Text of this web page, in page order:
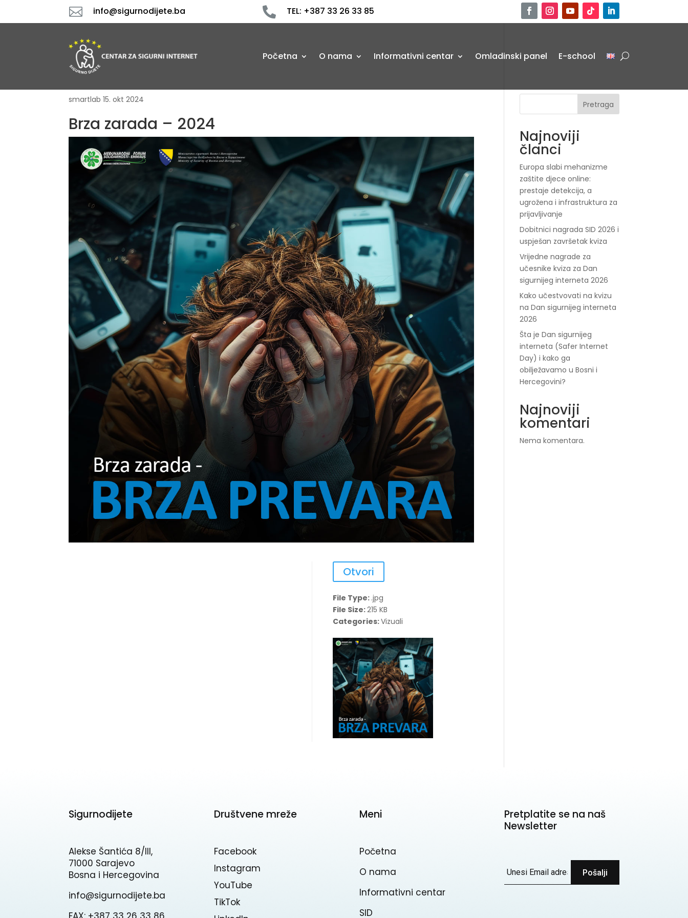
 info@sigurnodijete.ba  TEL: +387 33 26 33 85
Početna O nama Informativni centar Omladinski panel E-school
smartlab 15. okt 2024
Brza zarada – 2024
Otvori
File Type: .jpg
File Size:215 KB
Categories:Vizuali
Pretraga
Najnoviji
članci
Europa slabi mehanizme
zaštite djece online:
prestaje detekcija, a
ugrožena i infrastruktura za
prijavljivanje
Dobitnici nagrada SID 2026 i
uspješan završetak kviza
Vrijedne nagrade za
učesnike kviza za Dan
sigurnijeg interneta 2026
Kako učestvovati na kvizu
na Dan sigurnijeg interneta
2026
Šta je Dan sigurnijeg
interneta (Safer Internet
Day) i kako ga
obilježavamo u Bosni i
Hercegovini?
Najnoviji
komentari
Nema komentara.
Sigurnodijete
Alekse Šantića 8/III,
71000 Sarajevo
Bosna i Hercegovina
info@sigurnodijete.ba
Društvene mreže
Facebook
Instagram
YouTube
TikTok
Meni
Početna
O nama
Informativni centar
SID
Pretplatite se na naš
Newsletter
Pošalji